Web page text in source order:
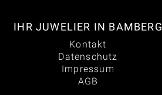
IHR JUWELIER IN BAMBERG
Kontakt
Datenschutz
Impressum
AGB